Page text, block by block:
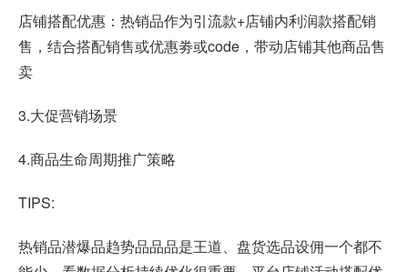
店铺搭配优惠：热销品作为引流款+店铺内利润款搭配销
售，结合搭配销售或优惠劵或code，带动店铺其他商品售
卖
3.大促营销场景
4.商品生命周期推广策略
TIPS:
热销品潜爆品趋势品品品是王道、盘货选品设佣一个都不